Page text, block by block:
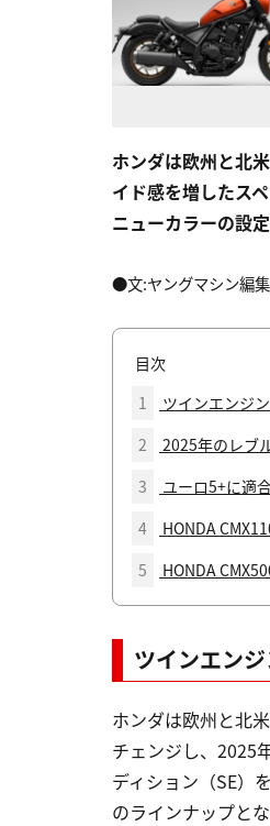
ホンダは欧州と北
イド感を増したス
ニューカラーの設
●文:ヤングマシン編
目次
1
ツインエンジ
2
2025年のレブ
3
ユーロ5+に適
4
HONDA
5
HONDA
ツインエン
ホンダは欧州と北
チェンジし、2025
ディション（SE）
のラインナップとな